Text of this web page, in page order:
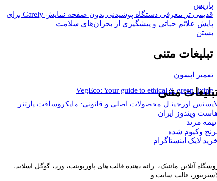
پاریس
قدیمی تر
معرفی دستگاه پوشیدنی بدون صفحه نمایش Carely برای
پایش علائم حیاتی و پیشگیری از بحران‌های سلامت
بستن
تبلیغات متنی
تعمیر اپسون
VegEco: Your guide to ethical & green living
متنی
اورجینال محصولات اصلی و قانونی: مایکروسافت پارتنر
ویندوز ایران
مرتد
وکیوم شده
لایک اینستاگرام
آنلاین مانتیک، ارائه دهنده قالب های پاورپوینت، ورد، گوگل اسلاید،
قالب سایت و …